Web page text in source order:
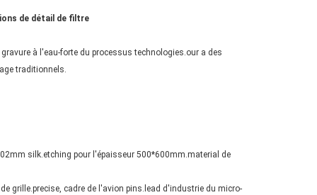
de détail de filtre
à l'eau-forte du processus technologies.our a des
traditionnels.
silk.etching pour l'épaisseur 500*600mm.material de
grille.precise, cadre de l'avion pins.lead d'industrie du micro-